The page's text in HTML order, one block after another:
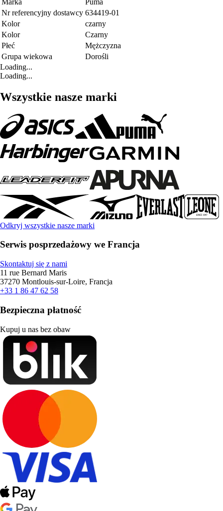
Nr referencyjny dostawcy 634419-01
Kolor
czarny
Kolor
Czarny
Płeć
Mężczyzna
Grupa wiekowa
Dorośli
Loading...
Loading...
Wszystkie nasze marki
Odkryj wszystkie nasze marki
Serwis posprzedażowy we Francja
Skontaktuj się z nami
11 rue Bernard Maris
37270 Montlouis-sur-Loire, Francja
+33 1 86 47 62 58
Bezpieczna płatność
Kupuj u nas bez obaw